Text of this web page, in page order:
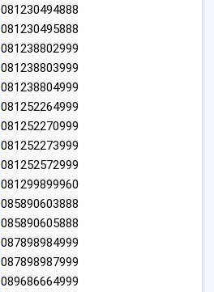
081230494888
081230495888
081238802999
081238803999
081238804999
081252264999
081252270999
081252273999
081252572999
081299899960
085890603888
085890605888
087898984999
087898987999
089686664999